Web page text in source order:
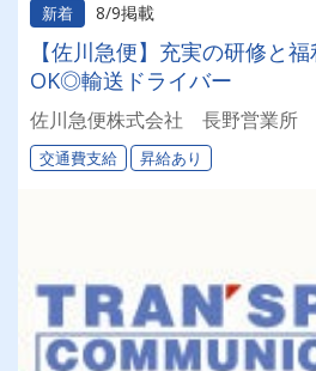
新着
8/9掲載
【佐川急便】充実の研修と
OK◎輸送ドライバー
佐川急便株式会社 長野営業所
交通費支給 昇給あり